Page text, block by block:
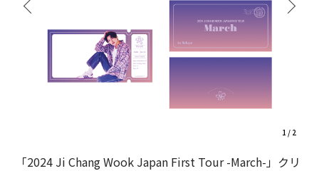
1 / 2
「2024 Ji Chang Wook Japan First Tour -March-」クリ